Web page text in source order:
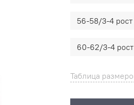
Таблица
56-58/3-4 рост
60-62/3-4 рост